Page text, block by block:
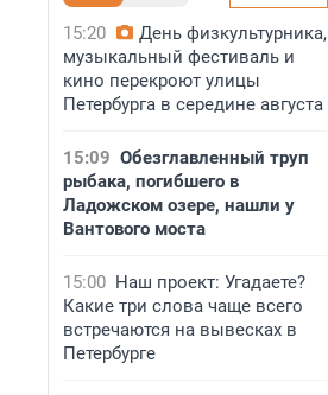
15:20
День физкультурника,
музыкальный фестиваль и
кино перекроют улицы
Петербурга в середине августа
15:09 Обезглавленный труп
рыбака, погибшего в
Ладожском озере, нашли у
Вантового моста
15:00 Наш проект: Угадаете?
Какие три слова чаще всего
встречаются на вывесках в
Петербурге